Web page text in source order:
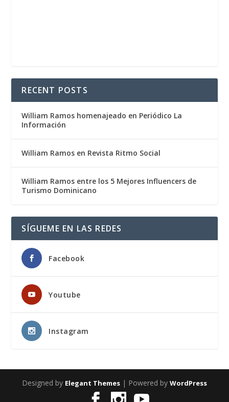
RECENT POSTS
William Ramos homenajeado en Periódico La
Información
William Ramos en Revista Ritmo Social
William Ramos entre los 5 Mejores Influencers de
Turismo Dominicano
SÍGUEME EN LAS REDES
Facebook
Youtube
Instagram
Designed by Elegant Themes | Powered by WordPress